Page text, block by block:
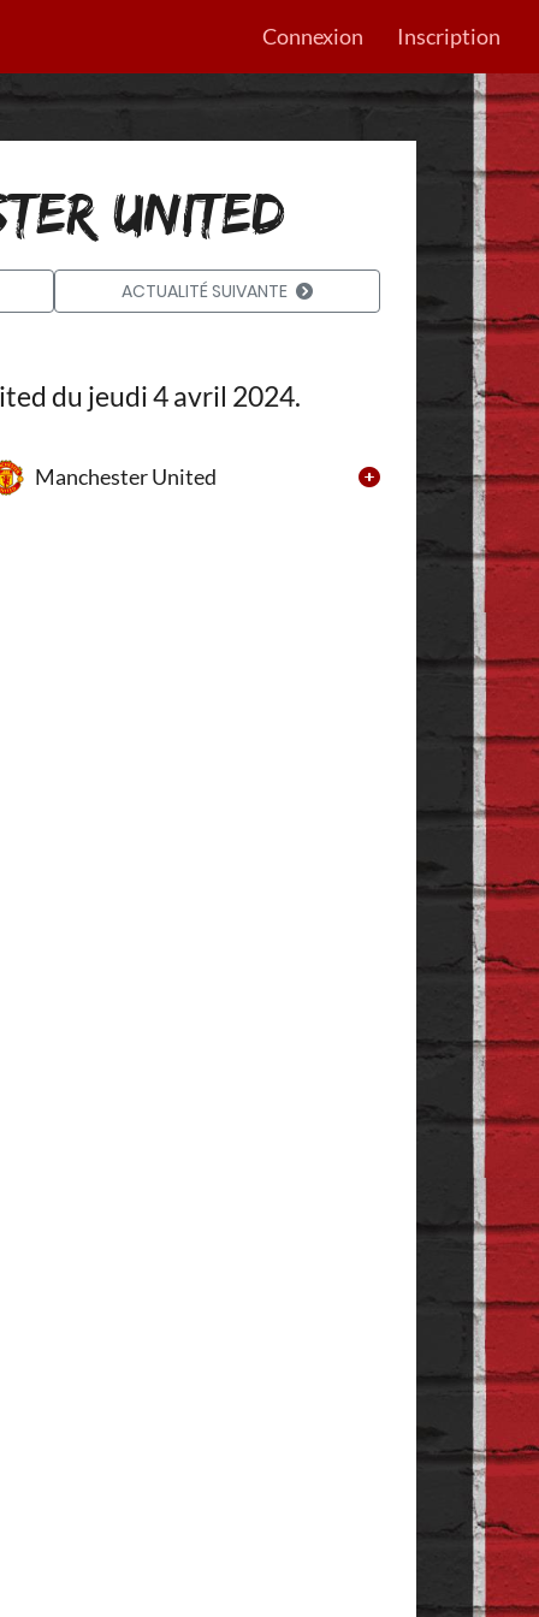
Connexion Inscription
UNITED
ACTUALITÉ SUIVANTE
du jeudi 4 avril 2024.
Manchester United